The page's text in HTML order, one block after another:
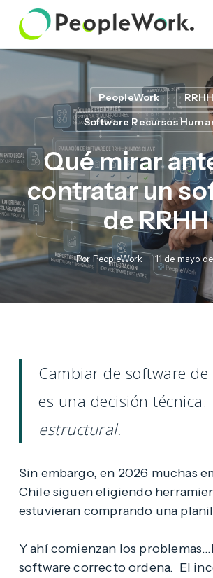
main
PeopleWork
RRHH
Software Recursos
Qué mirar
contratar un
de RRHH
Por PeopleWork 11 de mayo
Cambiar de software de
es una decisión técnica.
estructural.
Sin embargo, en 2026 muchas
Chile siguen eligiendo
estuvieran comprando una
Y ahí comienzan los
software correcto ordena. El